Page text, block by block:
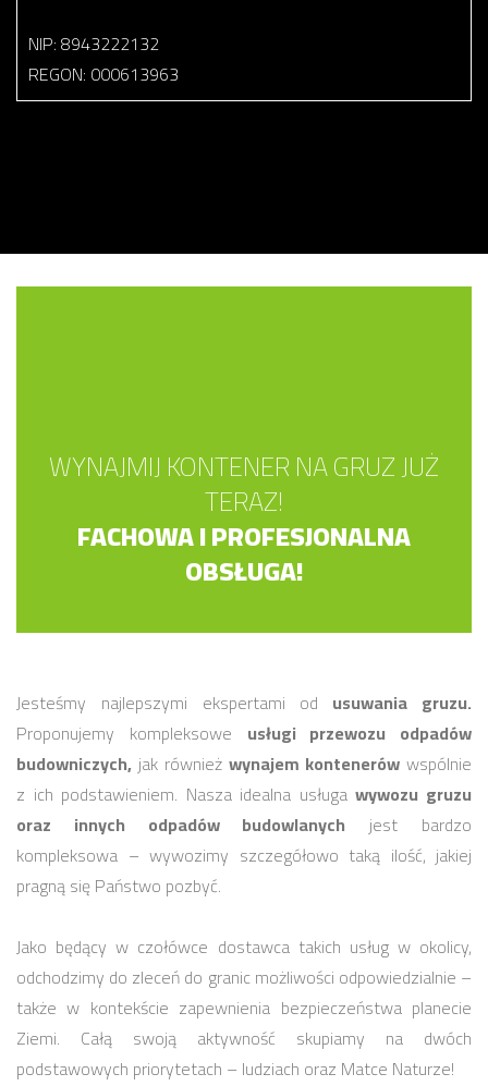
NIP: 8943222132
REGON: 000613963
WYNAJMIJ KONTENER NA GRUZ JUŻ
TERAZ!
FACHOWA I PROFESJONALNA
OBSŁUGA!
Jesteśmy najlepszymi ekspertami od usuwania gruzu.
Proponujemy kompleksowe usługi przewozu odpadów
budowniczych,jak również wynajem kontenerów wspólnie
z ich podstawieniem. Nasza idealna usługawywozu gruzu
oraz innych odpadów budowlanych jest bardzo
kompleksowa – wywozimy szczegółowo taką ilość, jakiej
pragną się Państwo pozbyć.
Jako będący w czołówce dostawca takich usług w okolicy,
odchodzimy do zleceń do granic możliwości odpowiedzialnie –
także w kontekście zapewnienia bezpieczeństwa planecie
Ziemi. Całą swoją aktywność skupiamy na dwóch
podstawowych priorytetach – ludziach oraz Matce Naturze!